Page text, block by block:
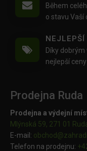
Během
o stavu Vaší
NEJLEPŠÍ
Díky
nejlepší
Prodejna Ruda
Prodejna a výdejní
Mlýnská 59, 271 01
E-mail: obchod@
Telefon na prodejnu: